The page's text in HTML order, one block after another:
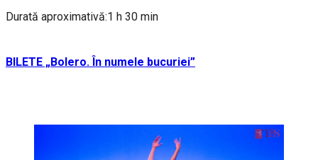
Durată aproximativă:1 h 30 min
BILETE „Bolero. În numele bucuriei”